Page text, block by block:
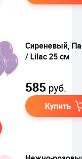
Сиреневый,
/ Lilac 25 см
585 руб.
Купить